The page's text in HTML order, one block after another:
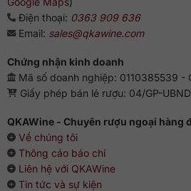
Điện thoại: 0363 909 636
Email: sales@qkawine.com
Chứng nhận kinh doanh
Mã số doanh nghiệp: 0110385539 -
Giấy phép bán lẻ rượu: 04/GP-UBND
QKAWine - Chuyên rượu ngoại hàng
Về chúng tôi
Thông cáo báo chí
Liên hệ với QKAWine
Tin tức và sự kiện